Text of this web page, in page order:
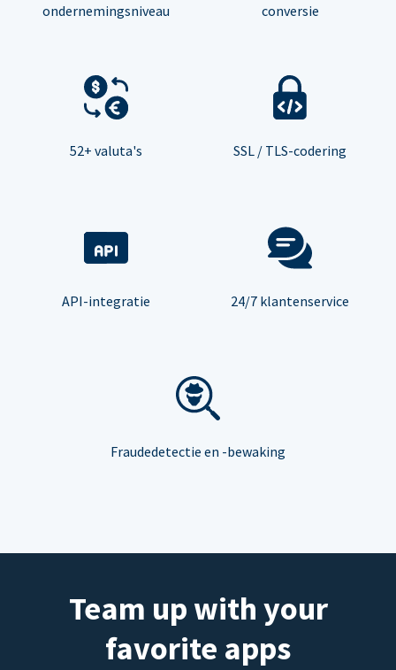
ondernemingsniveau
conversie
52+ valuta's SSL / TLS-codering
API-integratie 24/7 klantenservice
Fraudedetectie en -bewaking
Team up with your
favorite apps